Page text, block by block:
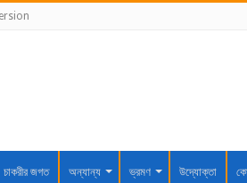
চাকরীর জগত অন্যান্য ভ্রমণ উদ্যোক্তা